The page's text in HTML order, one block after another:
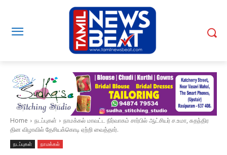
Home நடப்புகள்
நாமக்கல் மாவட்ட நிர்வாகம் சார்பில் ஆட்சியர் ச.உமா, சுதந்திர
தின விழாவில் தேசியக்கொடி ஏற்றி வைத்தார்.
நடப்புகள் நாமக்கல்